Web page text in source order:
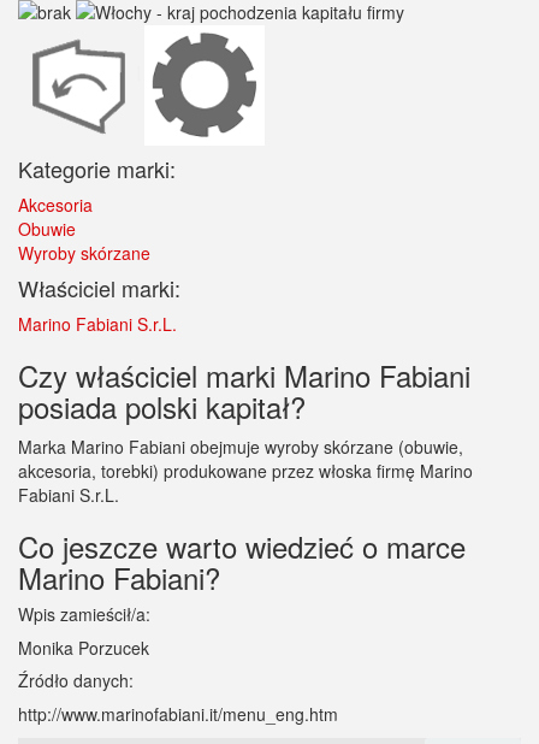
Kategorie marki:
Akcesoria
Obuwie
Wyroby skórzane
Właściciel marki:
Marino Fabiani S.r.L.
Czy właściciel marki Marino Fabiani
posiada polski kapitał?
Marka Marino Fabiani obejmuje wyroby skórzane (obuwie,
akcesoria, torebki) produkowane przez włoska firmę Marino
Fabiani S.r.L.
Co jeszcze warto wiedzieć o marce
Marino Fabiani?
Wpis zamieścił/a:
Monika Porzucek
Źródło danych:
http://www.marinofabiani.it/menu_eng.htm